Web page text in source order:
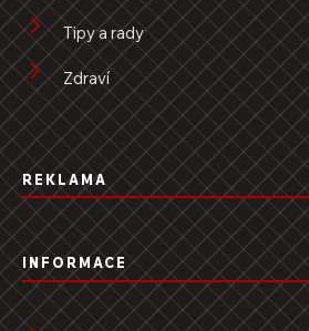
Tipy a rady
Zdraví
REKLAMA
INFORMACE